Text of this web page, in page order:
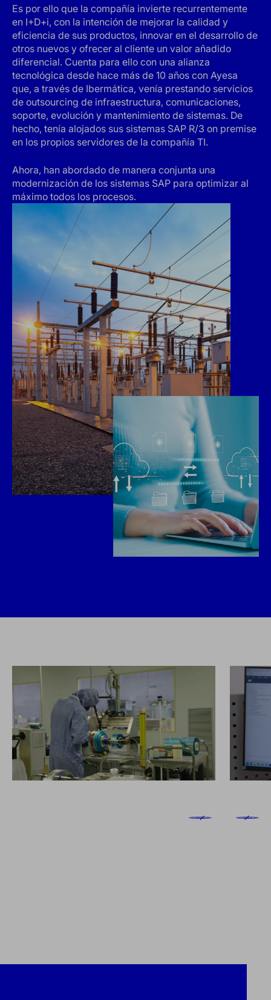
Es por ello que la compañía invierte recurrentemente
en I+D+i, con la intención de mejorar la calidad y
eficiencia de sus productos, innovar en el desarrollo de
otros nuevos y ofrecer al cliente un valor añadido
diferencial. Cuenta para ello con una alianza
tecnológica desde hace más de 10 años con Ayesa
que, a través de Ibermática, venía prestando servicios
de outsourcing de infraestructura, comunicaciones,
soporte, evolución y mantenimiento de sistemas. De
hecho, tenía alojados sus sistemas SAP R/3 on premise
en los propios servidores de la compañía TI.
Ahora, han abordado de manera conjunta una
modernización de los sistemas SAP para optimizar al
máximo todos los procesos.